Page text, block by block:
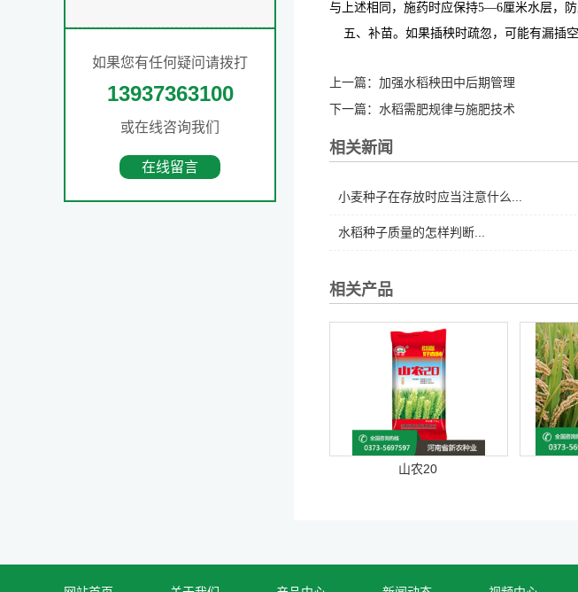
如果您有任何疑问请拨打
13937363100
或在线咨询我们
在线留言
与上述相同，施药时应保持5―6厘米水层，
五、补苗。如果插秧时疏忽，可能有漏插空
上一篇： 加强水稻秧田中后期管理
下一篇： 水稻需肥规律与施肥技术
相关新闻
小麦种子在存放时应当注意什么...
水稻种子质量的怎样判断...
相关产品
山农20